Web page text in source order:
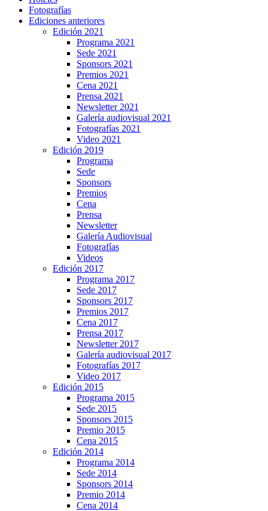
Fotografías
Ediciones anteriores
Edición 2021
Programa 2021
Sede 2021
Sponsors 2021
Premios 2021
Cena 2021
Prensa 2021
Newsletter 2021
Galería audiovisual 2021
Fotografías 2021
Video 2021
Edición 2019
Programa
Sede
Sponsors
Premios
Cena
Prensa
Newsletter
Galería Audiovisual
Fotografías
Videos
Edición 2017
Programa 2017
Sede 2017
Sponsors 2017
Premios 2017
Cena 2017
Prensa 2017
Newsletter 2017
Galería audiovisual 2017
Fotografías 2017
Video 2017
Edición 2015
Programa 2015
Sede 2015
Sponsors 2015
Premio 2015
Cena 2015
Edición 2014
Programa 2014
Sede 2014
Sponsors 2014
Premio 2014
Cena 2014